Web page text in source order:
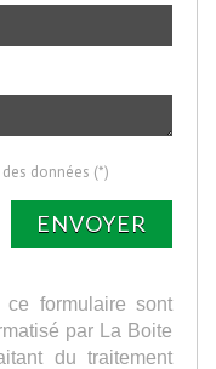
données (*)
ENVOYER
ce formulaire sont
par La Boite
du traitement